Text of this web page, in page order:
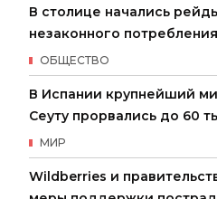
В столице начались
незаконного
ОБЩЕСТВО
В Испании крупнейший
Сеуту прорвались до 60
МИР
Wildberries и